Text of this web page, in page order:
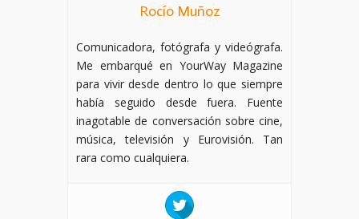
Rocío Muñoz
Comunicadora, fotógrafa y videógrafa.
Me embarqué en YourWay Magazine
para vivir desde dentro lo que siempre
había seguido desde fuera. Fuente
inagotable de conversación sobre cine,
música, televisión y Eurovisión. Tan
rara como cualquiera.